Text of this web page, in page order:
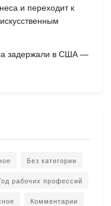
и переходит к
задержали в США —
Без категории
рабочих профессий
Комментарии